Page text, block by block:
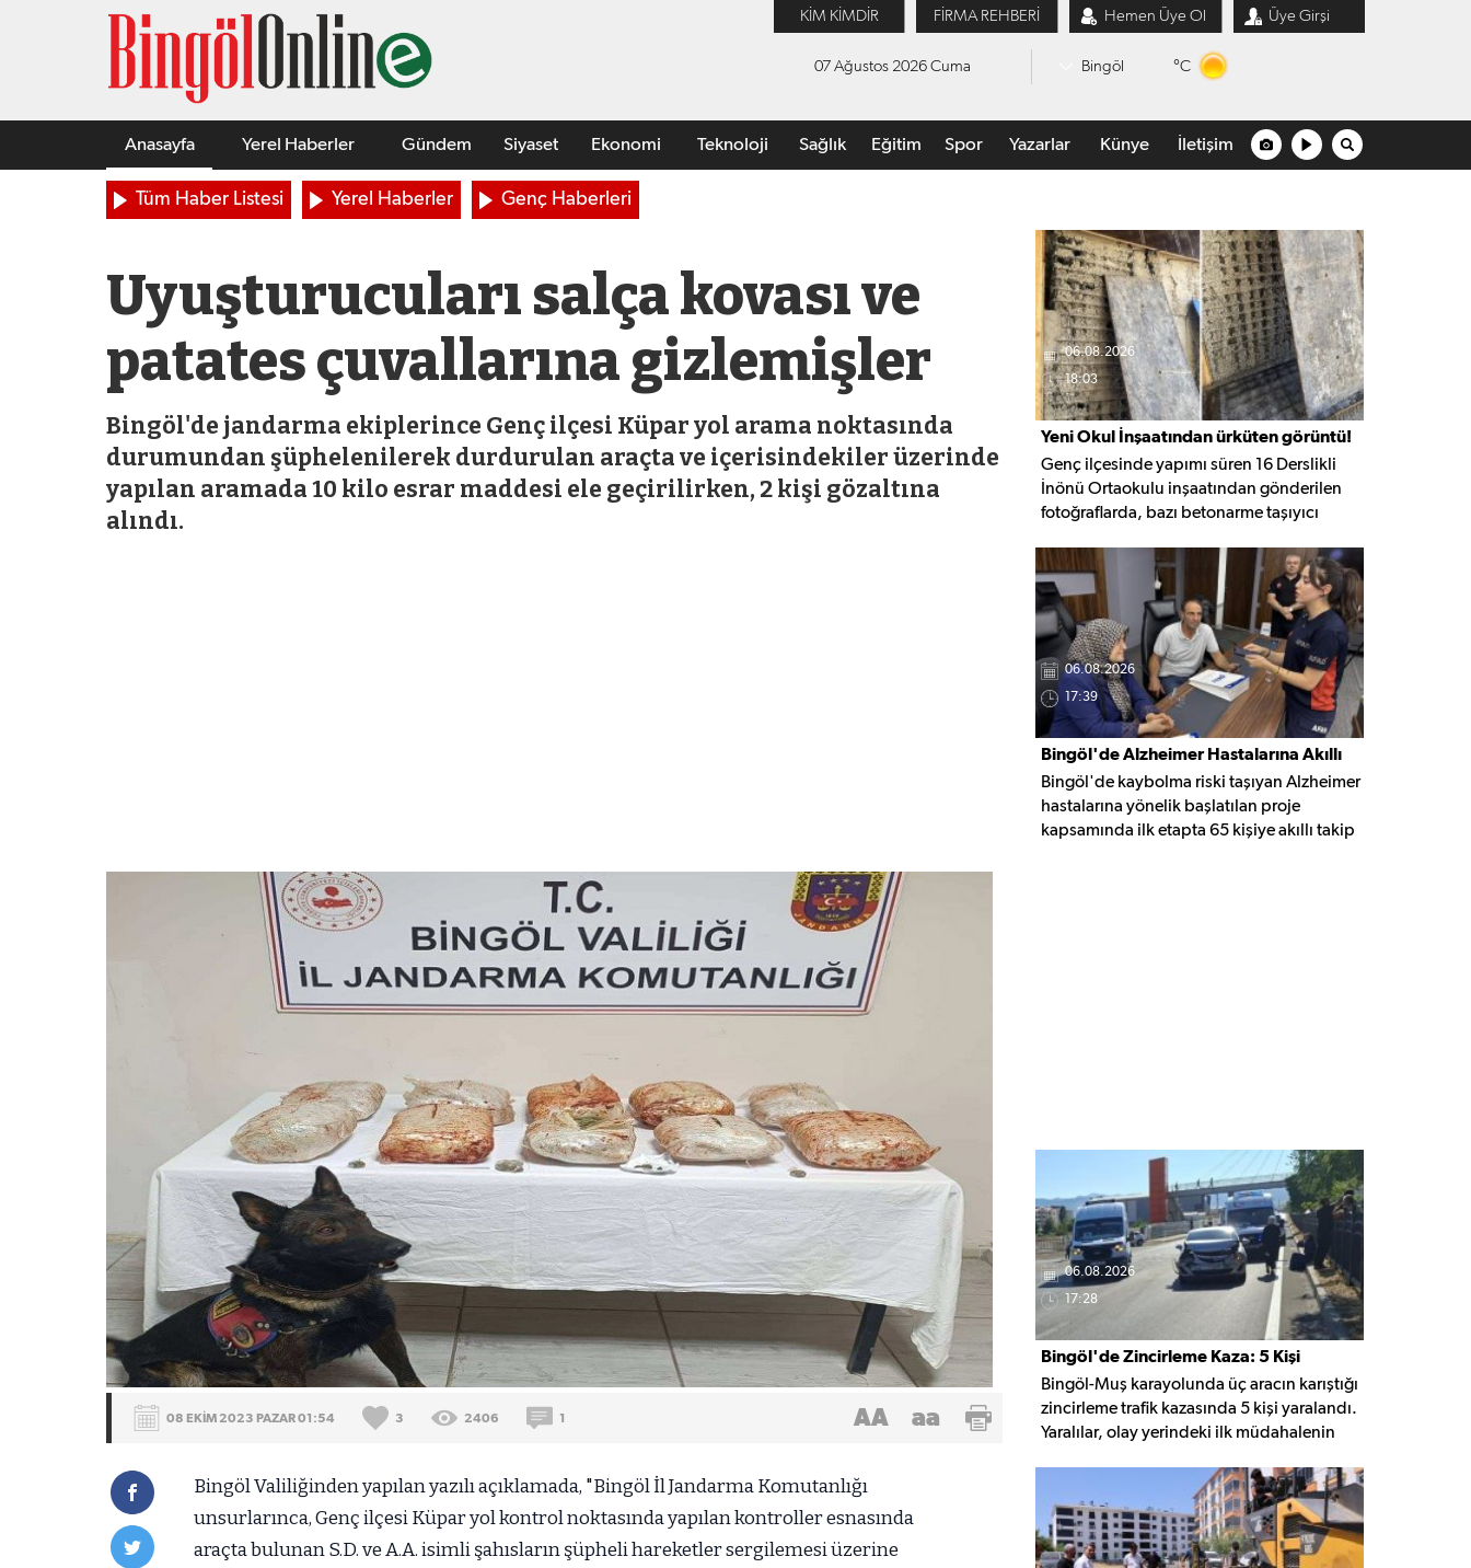
KİM KİMDİR FİRMA REHBERİ Hemen Üye Ol Üye Girşi
07 Ağustos 2026 Cuma Bingöl °C
Anasayfa Yerel Haberler Gündem Siyaset Ekonomi Teknoloji Sağlık Eğitim Spor Yazarlar Künye İletişim
Tüm Haber Listesi Yerel Haberler Genç Haberleri
Uyuşturucuları salça kovası ve
patates çuvallarına gizlemişler
Bingöl'de jandarma ekiplerince Genç ilçesi Küpar yol arama noktasında
durumundan şüphelenilerek durdurulan araçta ve içerisindekiler üzerinde
yapılan aramada 10 kilo esrar maddesi ele geçirilirken, 2 kişi gözaltına
alındı.
08 EKİM 2023 PAZAR 01:54 3 2406 1 AA aa
Bingöl Valiliğinden yapılan yazılı açıklamada, "Bingöl İl Jandarma Komutanlığı
unsurlarınca, Genç ilçesi Küpar yol kontrol noktasında yapılan kontroller esnasında
araçta bulunan S.D. ve A.A. isimli şahısların şüpheli hareketler sergilemesi üzerine
06.08.2026
18:03
Yeni Okul İnşaatından ürküten görüntü!
Genç ilçesinde yapımı süren 16 Derslikli
İnönü Ortaokulu inşaatından gönderilen
fotoğraflarda, bazı betonarme taşıyıcı
donatı demirleri görülüyor. Görüntüler,
yapı kalitesine ilişkin soru işaretleri
oluştururken, yetkili kurumların teknik
inceleme yapması çağrısı yapıldı.
06.08.2026
17:39
Bingöl'de Alzheimer Hastalarına Akıllı
Takip Desteği
Bingöl'de kaybolma riski taşıyan Alzheimer
hastalarına yönelik başlatılan proje
kapsamında ilk etapta 65 kişiye akıllı takip
06.08.2026
17:28
Bingöl'de Zincirleme Kaza: 5 Kişi
Yaralandı
Bingöl-Muş karayolunda üç aracın karıştığı
zincirleme trafik kazasında 5 kişi yaralandı.
Yaralılar, olay yerindeki ilk müdahalenin